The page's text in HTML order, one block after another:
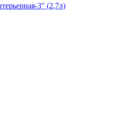
3" (2,7л)